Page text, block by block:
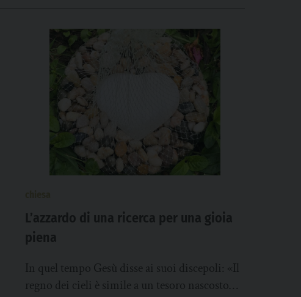
L’azzardo di una ricerca per una gioia
piena
In quel tempo Gesù disse ai suoi discepoli: «Il
regno dei cieli è simile a un tesoro nascosto